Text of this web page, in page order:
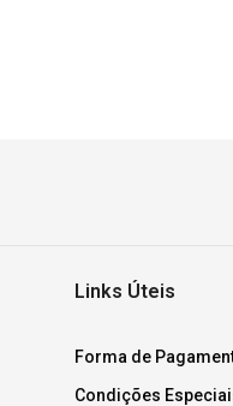
Links Úteis
Forma de
Condições